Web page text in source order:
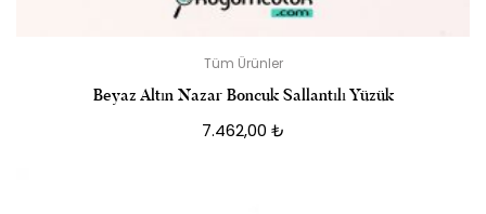
Tüm Ürünler
Beyaz Altın Nazar Boncuk Sallantılı Yüzük
7.462,00 ₺